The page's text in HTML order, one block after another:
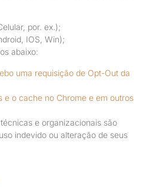
por. ex.);
IOS, Win);
abaixo:
uma requisição de Opt-Out da
e o cache no Chrome e em outros
e organizacionais são
indevido ou alteração de seus